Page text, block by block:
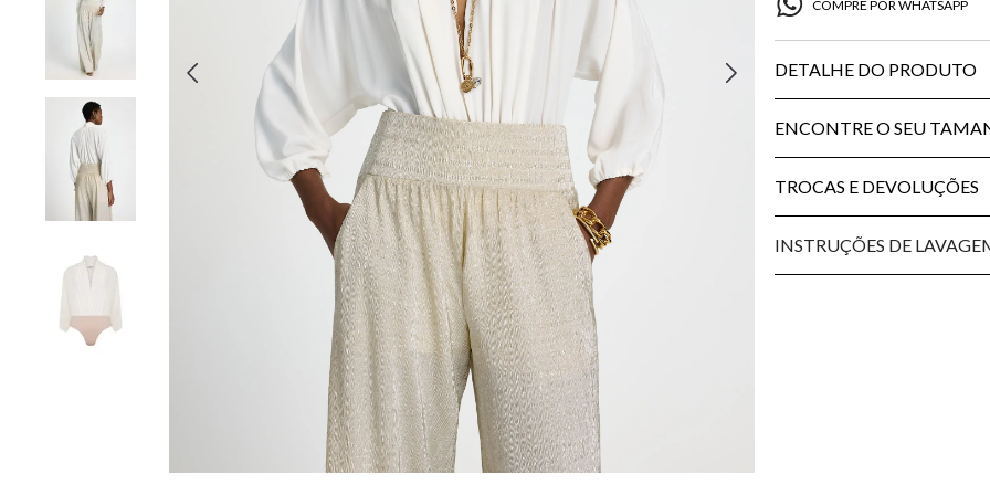
COMPRE POR WHATSAPP
DETALHE DO PRODUTO
ENCONTRE O SEU
TROCAS E DEVOLUÇÕES
INSTRUÇÕES DE